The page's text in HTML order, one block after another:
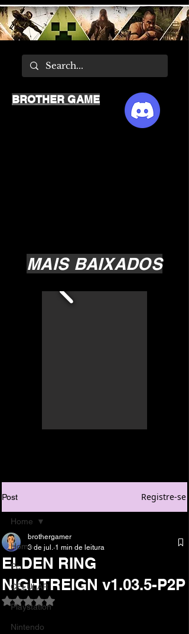
MAIS BAIXADOS
BROTHER GAME
Post Registre-se
Home
Pc
CELULAR
Playstation
Nintendo
Home
ELDEN RING
NIGHTREIGN v1.03.5-P2P
brothergamer
3 de jul. 1 min de leitura
Avaliado com NaN de 5 estrelas.